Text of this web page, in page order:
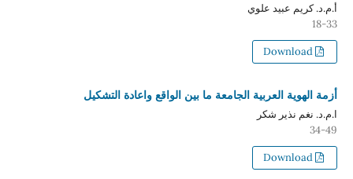
أ.م.د. كريم عبيد علوي
18-33
Download
أزمة الهوية العربية الجامعة ما بين الواقع واعادة التشكيل
ا.م.د. نغم نذير شكر
34-49
Download